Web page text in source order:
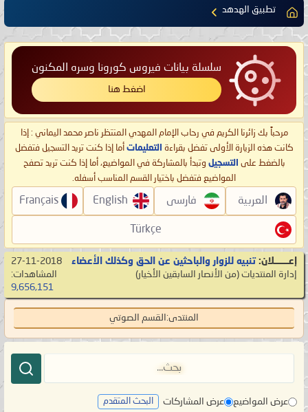
تطبيق الهدهد
سلسلة بيانات فيروس كورونا وسره المكنون
اضغط هنا
مرحباً بك زائرنا الكريم في رحاب الإمام المهدي المنتظر ناصر محمد اليماني : إذا
كانت هذه الزيارة الأولى تفضل بقراءة التعليمات أما إذا كنت تريد التسجيل فتفضل
بالضغط على التسجيل وتبدأ بالمشاركة في المواضيع، أما إذا كنت تريد تصفح
المواضيع فتفضل باختيار القسم المناسب أسفله.
العربية فارسی English
Français
Türkçe
إعـــــــلان: تنبيه للزوار والباحثين عن الحق وكذلك الأعضاء
إدارة المنتديات ‏(من الأنصار السابقين الأخيار)
27-11-2018
المشاهدات:
9,656,151
المنتدى: القسم الصوتي
عرض المواضيع عرض المشاركات البحث المتقدم